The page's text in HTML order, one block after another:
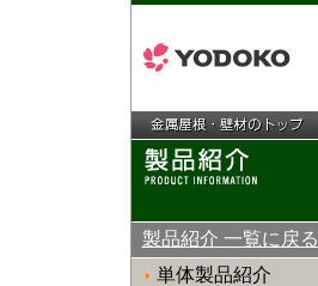
製品紹介 一覧に戻る
単体製品紹介